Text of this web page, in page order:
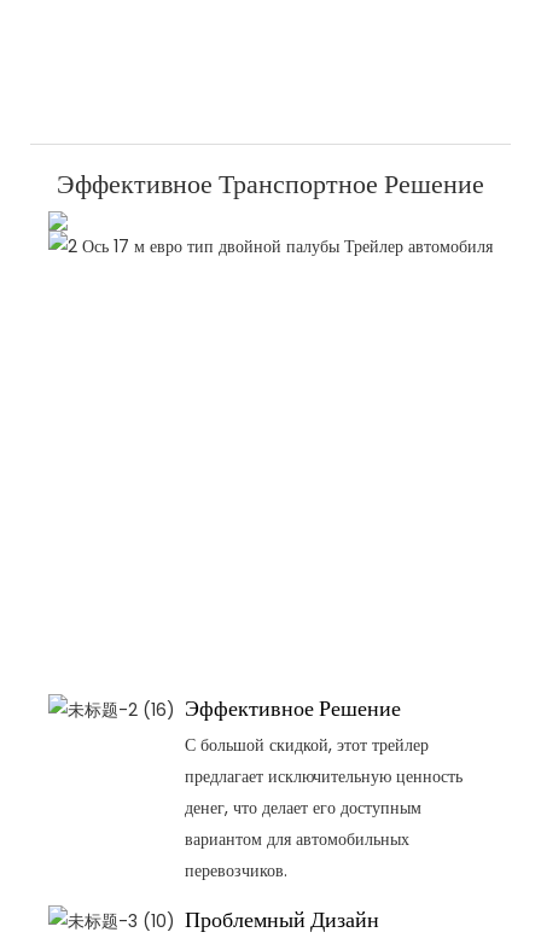
Эффективное Транспортное Решение
Эффективное Решение
С большой скидкой, этот трейлер
предлагает исключительную ценность
денег, что делает его доступным
вариантом для автомобильных
перевозчиков.
Проблемный Дизайн